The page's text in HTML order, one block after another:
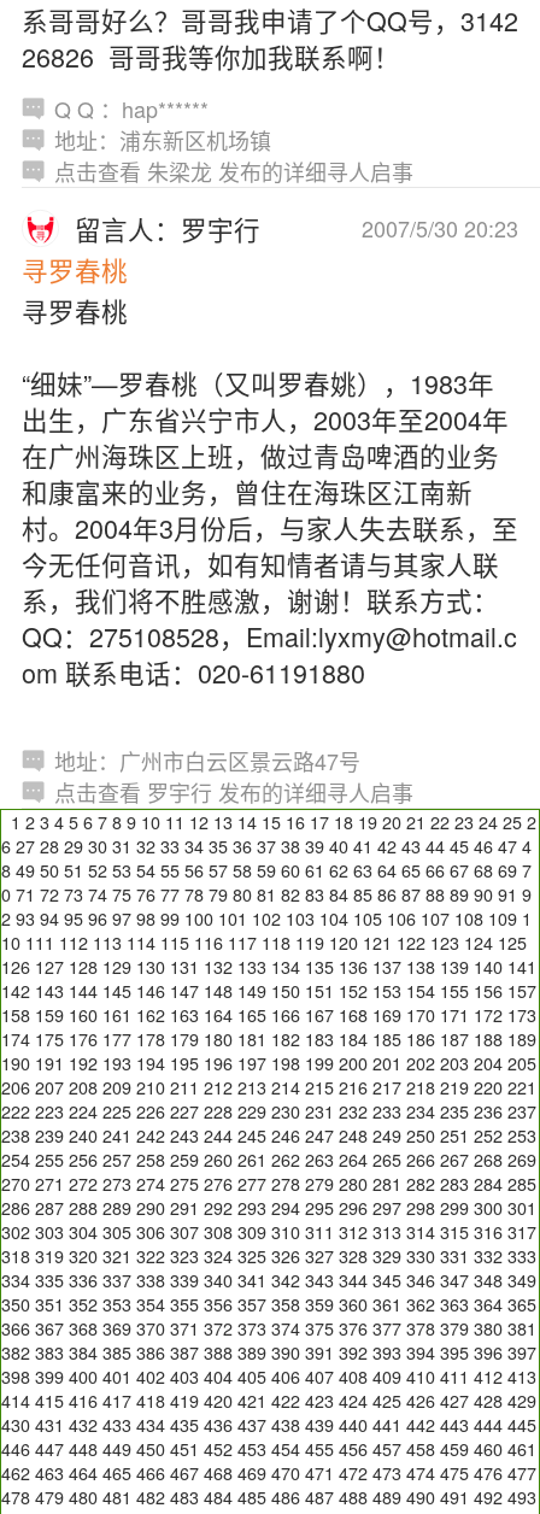
系哥哥好么？哥哥我申请了个QQ号，3142
26826 哥哥我等你加我联系啊！
Q Q ：hap******
地址：浦东新区机场镇
点击查看 朱梁龙 发布的详细寻人启事
2007/5/30 20:23
留言人：罗宇行
寻罗春桃
寻罗春桃
“细妹”—罗春桃（又叫罗春姚），1983年
出生，广东省兴宁市人，2003年至2004年
在广州海珠区上班，做过青岛啤酒的业务
和康富来的业务，曾住在海珠区江南新
村。2004年3月份后，与家人失去联系，至
今无任何音讯，如有知情者请与其家人联
系，我们将不胜感激，谢谢！联系方式：
QQ：275108528，Email:lyxmy@hotmail.c
om 联系电话：020-61191880
地址：广州市白云区景云路47号
点击查看 罗宇行 发布的详细寻人启事
1 2 3 4 5 6 7 8 9 10 11 12 13 14 15 16 17 18 19 20 21 22 23 24 25 2
6 27 28 29 30 31 32 33 34 35 36 37 38 39 40 41 42 43 44 45 46 47 4
8 49 50 51 52 53 54 55 56 57 58 59 60 61 62 63 64 65 66 67 68 69 7
0 71 72 73 74 75 76 77 78 79 80 81 82 83 84 85 86 87 88 89 90 91 9
2 93 94 95 96 97 98 99 100 101 102 103 104 105 106 107 108 109 1
10 111 112 113 114 115 116 117 118 119 120 121 122 123 124 125
126 127 128 129 130 131 132 133 134 135 136 137 138 139 140 141
142 143 144 145 146 147 148 149 150 151 152 153 154 155 156 157
158 159 160 161 162 163 164 165 166 167 168 169 170 171 172 173
174 175 176 177 178 179 180 181 182 183 184 185 186 187 188 189
190 191 192 193 194 195 196 197 198 199 200 201 202 203 204 205
206 207 208 209 210 211 212 213 214 215 216 217 218 219 220 221
222 223 224 225 226 227 228 229 230 231 232 233 234 235 236 237
238 239 240 241 242 243 244 245 246 247 248 249 250 251 252 253
254 255 256 257 258 259 260 261 262 263 264 265 266 267 268 269
270 271 272 273 274 275 276 277 278 279 280 281 282 283 284 285
286 287 288 289 290 291 292 293 294 295 296 297 298 299 300 301
302 303 304 305 306 307 308 309 310 311 312 313 314 315 316 317
318 319 320 321 322 323 324 325 326 327 328 329 330 331 332 333
334 335 336 337 338 339 340 341 342 343 344 345 346 347 348 349
350 351 352 353 354 355 356 357 358 359 360 361 362 363 364 365
366 367 368 369 370 371 372 373 374 375 376 377 378 379 380 381
382 383 384 385 386 387 388 389 390 391 392 393 394 395 396 397
398 399 400 401 402 403 404 405 406 407 408 409 410 411 412 413
414 415 416 417 418 419 420 421 422 423 424 425 426 427 428 429
430 431 432 433 434 435 436 437 438 439 440 441 442 443 444 445
446 447 448 449 450 451 452 453 454 455 456 457 458 459 460 461
462 463 464 465 466 467 468 469 470 471 472 473 474 475 476 477
478 479 480 481 482 483 484 485 486 487 488 489 490 491 492 493